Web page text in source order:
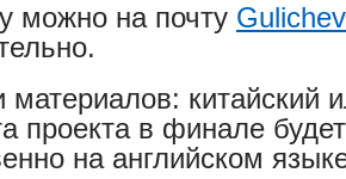
можно на почту
китайский
проекта в финале
на английском